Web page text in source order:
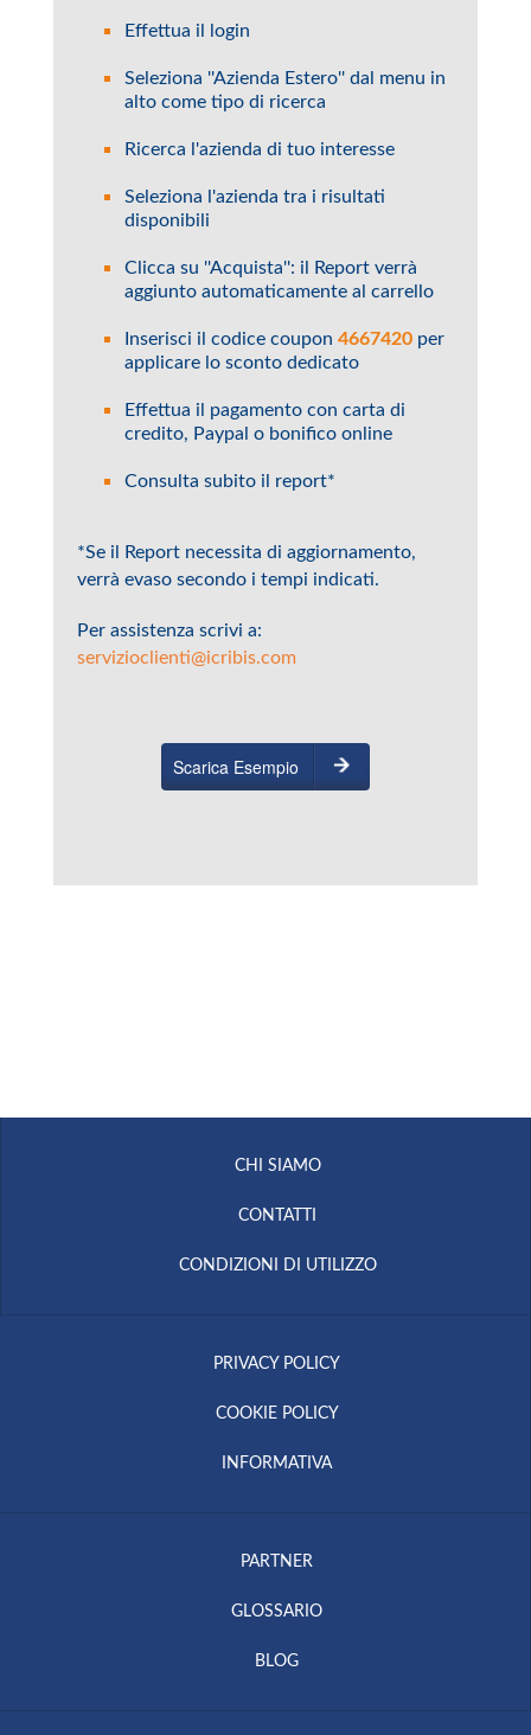
Effettua il login
Seleziona ''Azienda Estero'' dal menu in
alto come tipo di ricerca
Ricerca l'azienda di tuo interesse
Seleziona l'azienda tra i risultati
disponibili
Clicca su ''Acquista'': il Report verrà
aggiunto automaticamente al carrello
Inserisci il codice coupon 4667420 per
applicare lo sconto dedicato
Effettua il pagamento con carta di
credito, Paypal o bonifico online
Consulta subito il report*
*Se il Report necessita di aggiornamento,
verrà evaso secondo i tempi indicati.
Per assistenza scrivi a:
servizioclienti@icribis.com
Scarica Esempio
CHI SIAMO
CONTATTI
CONDIZIONI DI UTILIZZO
PRIVACY POLICY
COOKIE POLICY
INFORMATIVA
PARTNER
GLOSSARIO
BLOG